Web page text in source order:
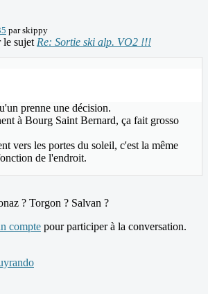
parskippy
le sujet Re: Sortie ski alp. VO2 !!!
prenne une décision.
à Bourg Saint Bernard, ça fait grosso
vers les portes du soleil, c'est la même
de l'endroit.
? Torgon ? Salvan ?
compte pour participer à la conversation.